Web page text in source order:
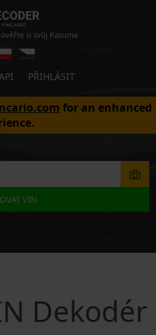
si svůj Kazuma
PŘIHLÁSIT
for an enhanced
VIN
Dekodér